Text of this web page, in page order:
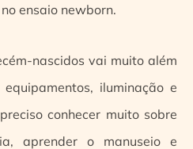
ensaio newborn.
nascidos vai muito além
iluminação e
conhecer muito sobre
aprender o manuseio e